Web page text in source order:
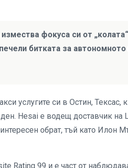
фокуса си от
битката за
услугите си в Остин, Тексас,
Hesai е водещ доставчик на
обрат, тъй като Илон
Rating 99 и е част от